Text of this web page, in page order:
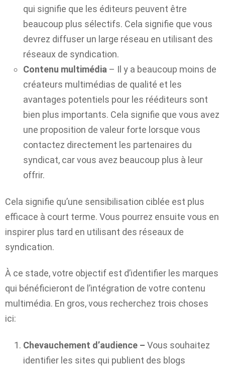
qui signifie que les éditeurs peuvent être
beaucoup plus sélectifs. Cela signifie que vous
devrez diffuser un large réseau en utilisant des
réseaux de syndication.
Contenu multimédia – Il y a beaucoup moins de
créateurs multimédias de qualité et les
avantages potentiels pour les rééditeurs sont
bien plus importants. Cela signifie que vous avez
une proposition de valeur forte lorsque vous
contactez directement les partenaires du
syndicat, car vous avez beaucoup plus à leur
offrir.
Cela signifie qu’une sensibilisation ciblée est plus
efficace à court terme. Vous pourrez ensuite vous en
inspirer plus tard en utilisant des réseaux de
syndication.
À ce stade, votre objectif est d’identifier les marques
qui bénéficieront de l’intégration de votre contenu
multimédia. En gros, vous recherchez trois choses
ici:
Chevauchement d’audience – Vous souhaitez
identifier les sites qui publient des blogs